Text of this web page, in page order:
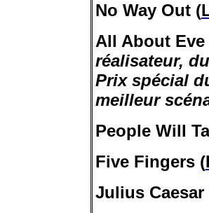
No WayOut (
All About Eve
réalisateur,
Prix spécial
meilleur
People Will
Five Fingers (
Julius Caesar